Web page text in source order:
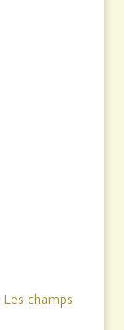
Les champs